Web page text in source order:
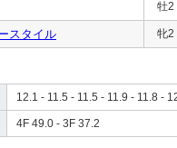
牡2
スタイル 牝2
12.1 - 11.5 - 11.5 - 11.9 - 11.8 -
4F 49.0 - 3F 37.2